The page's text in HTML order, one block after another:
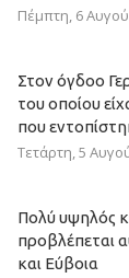
Πέμπτη, 6
Στον όγδοο
του οποίου
που
Τετάρτη, 5
Πολύ υψηλός
προβλέπεται
και Εύβοια